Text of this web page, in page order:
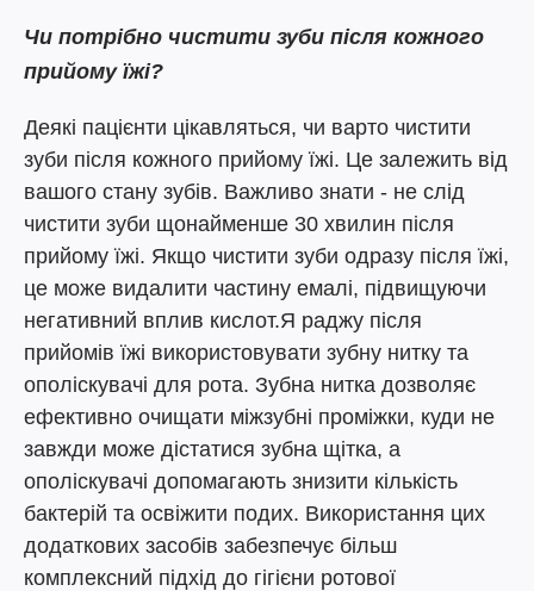
Чи потрібно чистити зуби після кожного
прийому їжі?
Деякі пацієнти цікавляться, чи варто чистити
зуби після кожного прийому їжі. Це залежить від
вашого стану зубів. Важливо знати - не слід
чистити зуби щонайменше 30 хвилин після
прийому їжі. Якщо чистити зуби одразу після їжі,
це може видалити частину емалі, підвищуючи
негативний вплив кислот.Я раджу після
прийомів їжі використовувати зубну нитку та
ополіскувачі для рота. Зубна нитка дозволяє
ефективно очищати міжзубні проміжки, куди не
завжди може дістатися зубна щітка, а
ополіскувачі допомагають знизити кількість
бактерій та освіжити подих. Використання цих
додаткових засобів забезпечує більш
комплексний підхід до гігієни ротової